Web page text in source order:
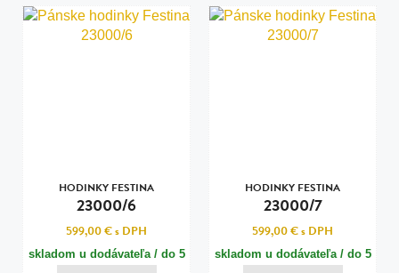
HODINKY FESTINA
23000/6
599,00 €s DPH
skladom u dodávateľa / do 5
HODINKY FESTINA
23000/7
599,00 €s DPH
skladom u dodávateľa / do 5